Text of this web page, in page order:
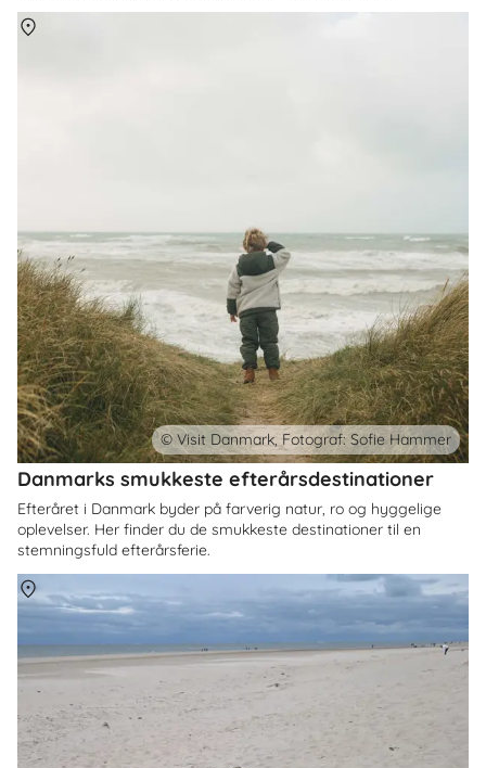
Danmarks smukkeste efterårsdestinationer
Efteråret i Danmark byder på farverig natur, ro og hyggelige
oplevelser. Her finder du de smukkeste destinationer til en
stemningsfuld efterårsferie.
© Visit Danmark, Fotograf: Sofie Hammer